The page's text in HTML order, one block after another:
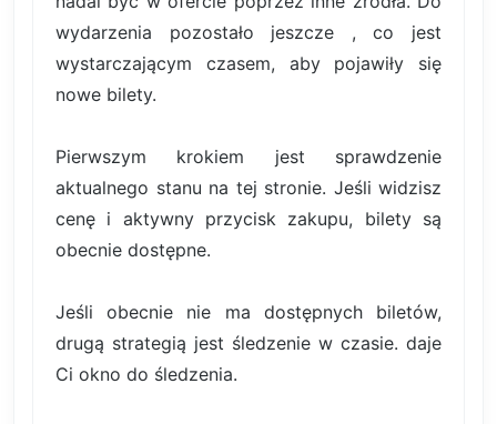
wydarzenia pozostało jeszcze , co jest
wystarczającym czasem, aby pojawiły się
nowe bilety.
Pierwszym krokiem jest sprawdzenie
aktualnego stanu na tej stronie. Jeśli widzisz
cenę i aktywny przycisk zakupu, bilety są
obecnie dostępne.
Jeśli obecnie nie ma dostępnych biletów,
drugą strategią jest śledzenie w czasie. daje
Ci okno do śledzenia.